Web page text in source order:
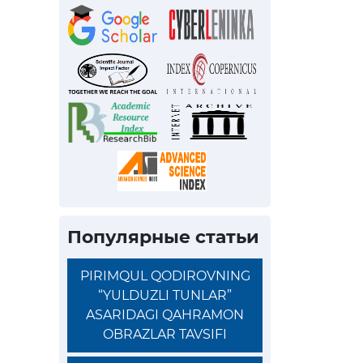
Популярные статьи
PIRIMQUL QODIROVNING
“YULDUZLI TUNLAR”
ASARIDAGI QAHRAMON
OBRAZLAR TAVSIFI